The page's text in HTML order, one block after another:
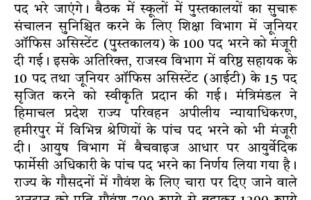
पद भरे जाएंगे। बैठक में स्कूलों में पुस्तकालयों का सुचारू
संचालन सुनिश्चित करने के लिए शिक्षा विभाग में जूनियर
ऑफिस असिस्टेंट (पुस्तकालय) के 100 पद भरने को मंजूरी
दी गई। इसके अतिरिक्त, राजस्व विभाग में वरिष्ठ सहायक के
10 पद तथा जूनियर ऑफिस असिस्टेंट (आईटी) के 15 पद
सृजित करने को स्वीकृति प्रदान की गई। मंत्रिमंडल ने
हिमाचल प्रदेश राज्य परिवहन अपीलीय न्यायाधिकरण,
हमीरपुर में विभिन्न श्रेणियों के पांच पद भरने को भी मंजूरी
दी। आयुष विभाग में बैचवाइज आधार पर आयुर्वेदिक
फार्मेसी अधिकारी के पांच पद भरने का निर्णय लिया गया है।
राज्य के गौसदनों में गौवंश के लिए चारा पर दिए जाने वाले